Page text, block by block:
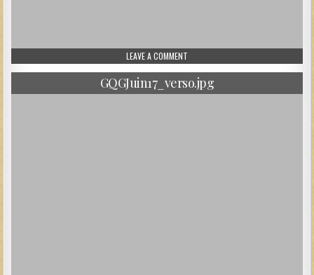
LEAVE A COMMENT
GQGJuin17_verso.jpg